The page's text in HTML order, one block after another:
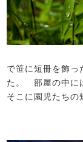
で笹に短冊を飾っ
た。 部屋の中に
そこに園児たち